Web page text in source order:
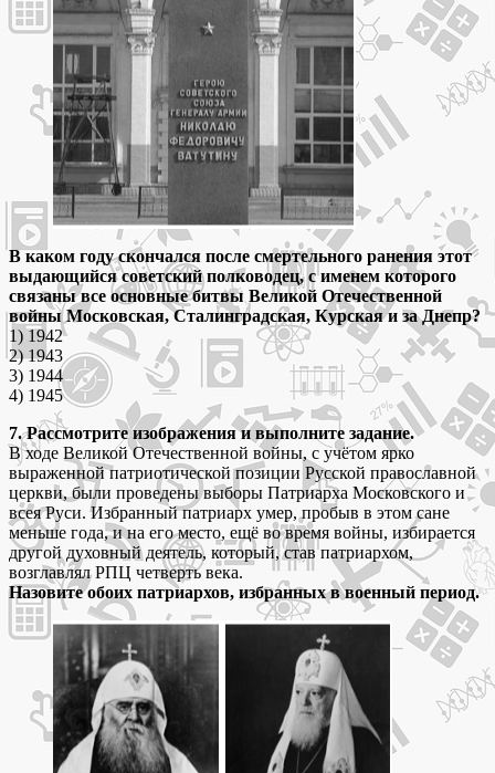
В каком году скончался после смертельного ранения этот
выдающийся советский полководец, с именем которого
связаны все основные битвы Великой Отечественной
войны Московская, Сталинградская, Курская и за Днепр?
1) 1942
2) 1943
3) 1944
4) 1945
7. Рассмотрите изображения и выполните задание.
В ходе Великой Отечественной войны, с учётом ярко
выраженной патриотической позиции Русской православной
церкви, были проведены выборы Патриарха Московского и
всея Руси. Избранный патриарх умер, пробыв в этом сане
меньше года, и на его место, ещё во время войны, избирается
другой духовный деятель, который, став патриархом,
возглавлял РПЦ четверть века.
Назовите обоих патриархов, избранных в военный период.